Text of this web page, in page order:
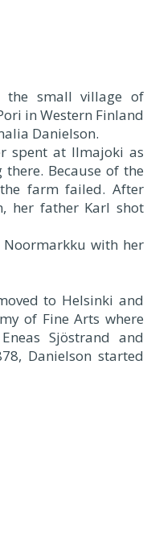
the small village of
in Western Finland
Danielson.
spent at Ilmajoki as
Because of the
farm failed. After
her father Karl shot
with her
to Helsinki and
of Fine Arts where
Sjöstrand and
Danielson started